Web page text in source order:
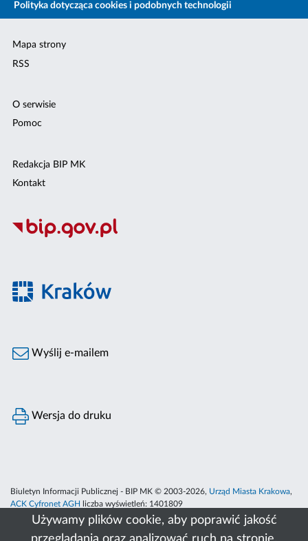
Używamy plików cookie, aby poprawić jakość
Polityka dotycząca cookies i podobnych technologii
Mapa strony
RSS
O serwisie
Pomoc
Redakcja BIP MK
Kontakt
Wyślij e-mailem
Wersja do druku
Biuletyn Informacji Publicznej - BIP MK © 2003-2026, Urząd Miasta Krakowa,
ACK Cyfronet AGH
liczba wyświetleń: 1401809